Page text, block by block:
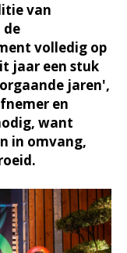
van
de
volledig op
jaar een stuk
jaren',
en
want
in omvang,